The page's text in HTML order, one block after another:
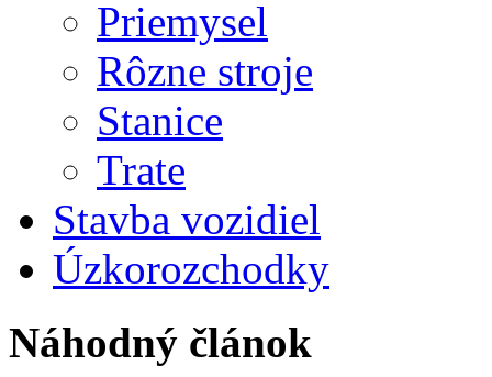
Priemysel
Rôzne stroje
Stanice
Trate
Stavba vozidiel
Úzkorozchodky
Náhodný článok